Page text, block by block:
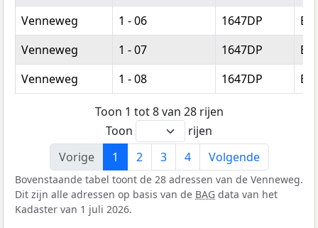
Venneweg
1 - 06 1647DP
Venneweg
1 - 07 1647DP
Venneweg
1 - 08 1647DP
Toon 1 tot 8 van 28 rijen
Toon
rijen
Vorige
1 2 3 4 Volgende
Bovenstaande tabel toont de 28 adressen van de Venneweg.
Dit zijn alle adressen op basis van de BAG data van het
Kadaster van 1 juli 2026.